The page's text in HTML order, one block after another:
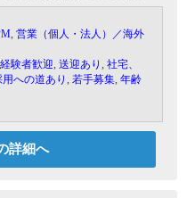
拓を行っていただきます。
イアントの対応となり、対象は
。営業（個人・法人）／海外
験者歓迎 送迎あり
社宅、
への道あり 若手募集 年齢
詳細へ